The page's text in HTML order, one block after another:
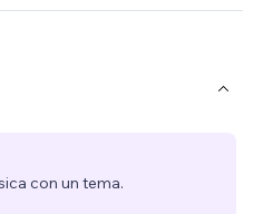
con un tema.